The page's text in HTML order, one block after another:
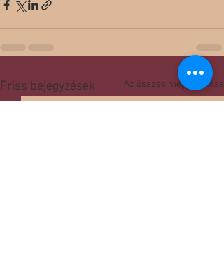
Friss bejegyzések Az összes megtekintése